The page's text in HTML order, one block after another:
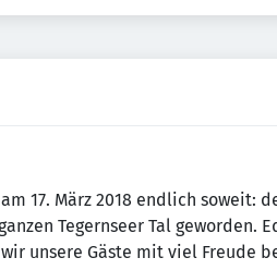
17. März 2018 endlich soweit:
Tegernseer Tal
unsere Gäste mit viel Freude